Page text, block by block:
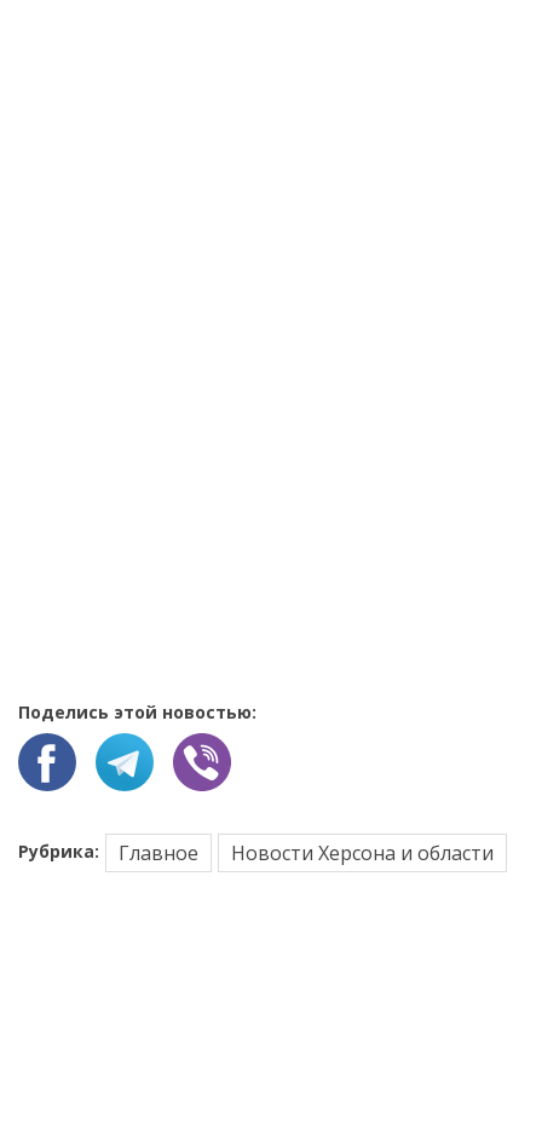
Поделись этой новостью:
Рубрика: Главное Новости Херсона и области